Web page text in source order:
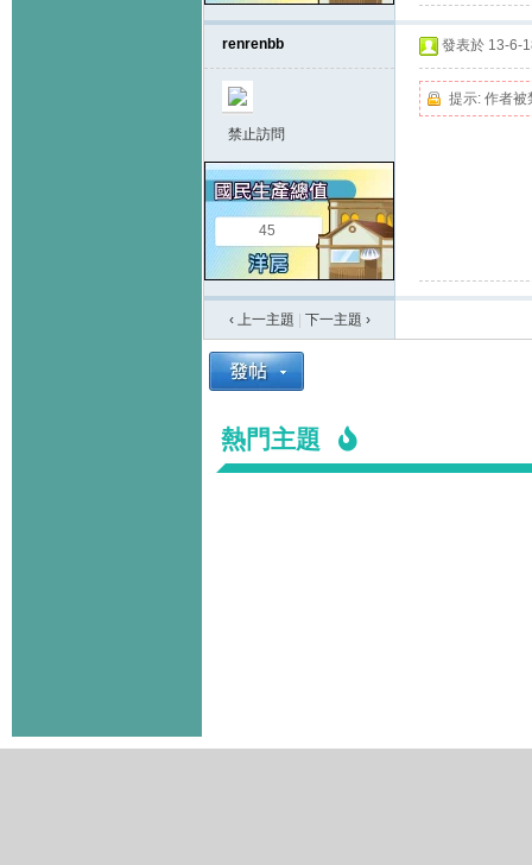
renrenbb
禁止訪問
45
發表於 13-6-
提示: 作者被
‹ 上一主題 下一主題 ›
熱門主題